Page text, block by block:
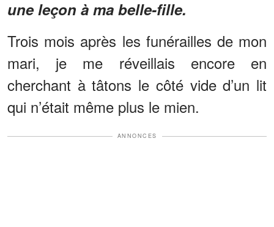
une leçon à ma belle-fille.
Trois mois après les funérailles de mon
mari, je me réveillais encore en
cherchant à tâtons le côté vide d’un lit
qui n’était même plus le mien.
ANNONCES